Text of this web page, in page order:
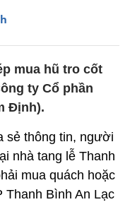
mua hũ tro cốt
ty Cổ phần
Định).
sẻ thông tin, người
nhà tang lễ Thanh
mua quách hoặc
Thanh Bình An Lạc